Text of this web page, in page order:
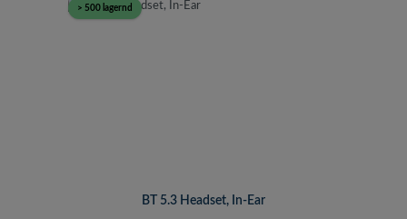
> 500 lagernd
BT 5.3 Headset, In-Ear